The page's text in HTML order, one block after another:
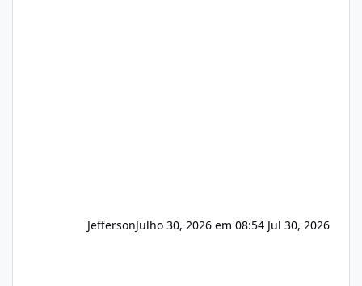
JeffersonJulho 30, 2026 em 08:54 Jul 30, 2026